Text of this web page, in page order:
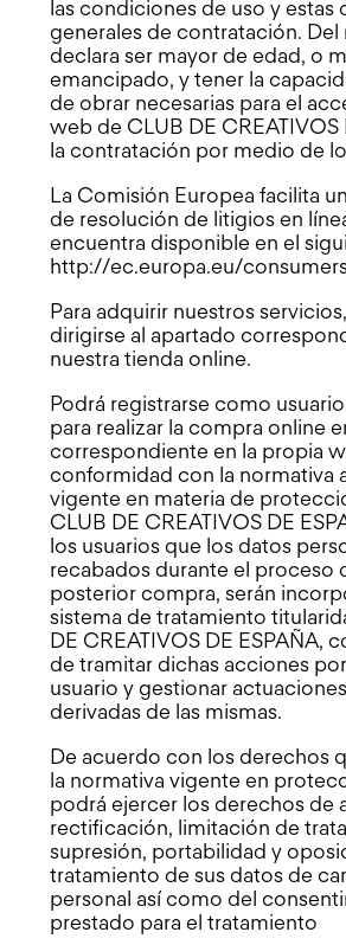
las condiciones de uso y estas
generales de contratación.
declara ser mayor de edad, o
emancipado, y tener la
de obrar necesarias para el
web de CLUB DE CREATIVOS
la contratación por medio de
La Comisión Europea facilita
de resolución de litigios en
encuentra disponible en el
http://ec.europa.eu/
Para adquirir nuestros
dirigirse al apartado
nuestra tienda online.
Podrá registrarse como
para realizar la compra online
correspondiente en la propia
conformidad con la normativa
vigente en materia de
CLUB DE CREATIVOS DE
los usuarios que los datos
recabados durante el proceso
posterior compra, serán
sistema de tratamiento
DE CREATIVOS DE ESPAÑA,
de tramitar dichas acciones
usuario y gestionar
derivadas de las mismas.
De acuerdo con los derechos
la normativa vigente en
podrá ejercer los derechos de
rectificación, limitación de
supresión, portabilidad y
tratamiento de sus datos de
personal así como del
prestado para el tratamiento